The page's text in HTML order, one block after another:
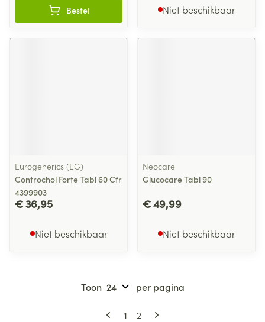
Bestel Niet beschikbaar
Eurogenerics (EG)
Controchol Forte Tabl 60 Cfr
4399903
€ 36,95
Niet beschikbaar
Neocare
Glucocare Tabl 90
€ 49,99
Niet beschikbaar
Pagina's
U lees momenteel pagina
1 Pagina
2
Toon per pagina